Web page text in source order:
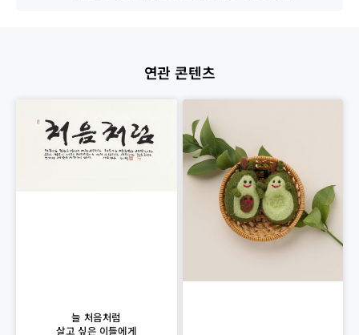
연관 콘텐츠
늘 처음처럼
살고 싶은 이들에게